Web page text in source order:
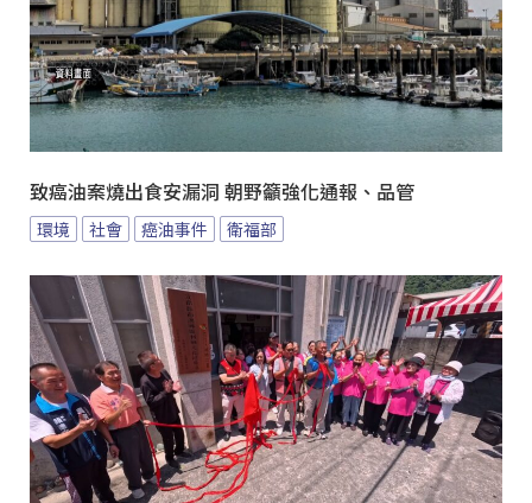
致癌油案燒出食安漏洞 朝野籲強化通報、品管
環境 社會 癌油事件 衛福部